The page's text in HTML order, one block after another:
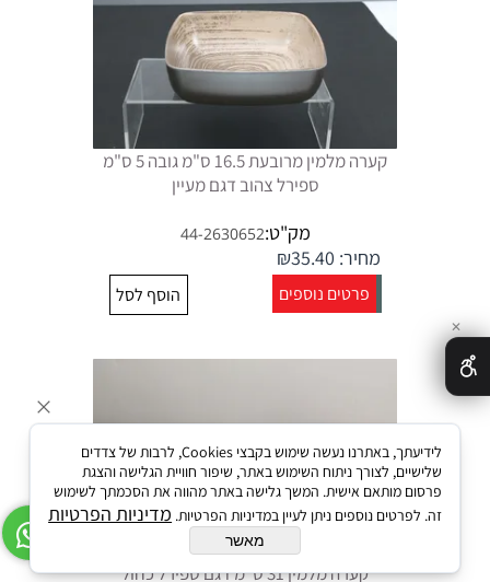
קערה מלמין מרובעת 16.5 ס"מ גובה 5 ס"מ
ספירל צהוב דגם מעיין
מק"ט:44-2630652
מחיר: ₪35.40
פרטים נוספים הוסף לסל
קערה מלמין 31 ס"מ דגם ספירל כחול
✕
לידיעתך, באתרנו נעשה שימוש בקבצי Cookies, לרבות של צדדים
שלישיים, לצורך ניתוח השימוש באתר, שיפור חוויית הגלישה והצגת
פרסום מותאם אישית. המשך גלישה באתר מהווה את הסכמתך לשימוש
זה. לפרטים נוספים ניתן לעיין במדיניות הפרטיות. מדיניות הפרטיות
מאשר